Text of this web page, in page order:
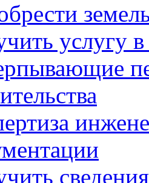
услугу в